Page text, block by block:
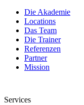
Die Akademie
Locations
Das Team
Die Trainer
Referenzen
Partner
Mission
Services